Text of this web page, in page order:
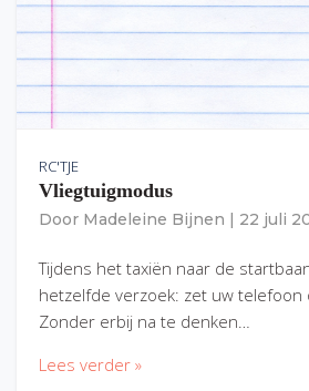
RC'TJE
Vliegtuigmodus
Door Madeleine Bijnen 22 juli
Tijdens het taxiën naar de
hetzelfde verzoek: zet uw telefoon
Zonder erbij na te denken…
Lees verder »